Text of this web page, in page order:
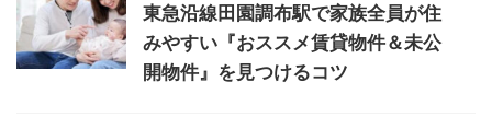
東急沿線田園調布駅で家族全員が住
みやすい『おススメ賃貸物件＆未公
開物件』を見つけるコツ